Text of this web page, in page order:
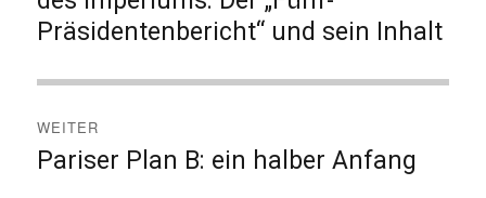
Präsidentenbericht“ und sein Inhalt
WEITER
Nächster
Pariser Plan B: ein halber Anfang